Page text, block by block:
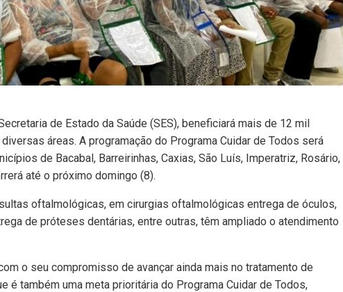
de Estado da Saúde (SES), beneficiará mais de 12 mil
áreas. A programação do Programa Cuidar de Todos será
de Bacabal, Barreirinhas, Caxias, São Luís, Imperatriz, Rosário,
até o próximo domingo (8).
oftalmológicas, em cirurgias oftalmológicas entrega de óculos,
de próteses dentárias, entre outras, têm ampliado o atendimento
o seu compromisso de avançar ainda mais no tratamento de
é também uma meta prioritária do Programa Cuidar de Todos,